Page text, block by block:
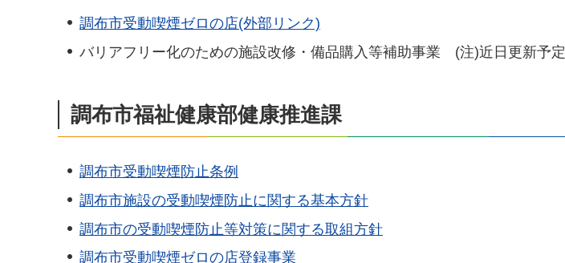
調布市受動喫煙ゼロの店(外部リンク)
バリアフリー化のための施設改修・備品購入等補助事業 (注)近日更新予定
調布市福祉健康部健康推進課
調布市受動喫煙防止条例
調布市施設の受動喫煙防止に関する基本方針
調布市の受動喫煙防止等対策に関する取組方針
調布市受動喫煙ゼロの店登録事業